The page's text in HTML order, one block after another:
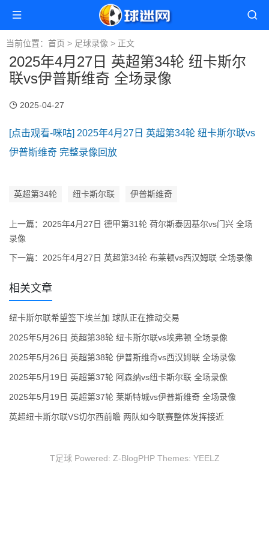
当前位置： 首页 > 足球录像 > 正文
2025年4月27日 英超第34轮 纽卡斯尔
联vs伊普斯维奇 全场录像
2025-04-27
[点击观看-咪咕] 2025年4月27日 英超第34轮 纽卡斯尔联vs
伊普斯维奇 完整录像回放
英超第34轮 纽卡斯尔联 伊普斯维奇
上一篇： 2025年4月27日 德甲第31轮 荷尔斯泰因基尔vs门兴 全场
录像
下一篇： 2025年4月27日 英超第34轮 布莱顿vs西汉姆联 全场录像
相关文章
纽卡斯尔联希望签下埃兰加 球队正在推动交易
2025年5月26日 英超第38轮 纽卡斯尔联vs埃弗顿 全场录像
2025年5月26日 英超第38轮 伊普斯维奇vs西汉姆联 全场录像
2025年5月19日 英超第37轮 阿森纳vs纽卡斯尔联 全场录像
2025年5月19日 英超第37轮 莱斯特城vs伊普斯维奇 全场录像
英超纽卡斯尔联VS切尔西前瞻 两队如今联赛整体发挥接近
T足球 Powered: Z-BlogPHPThemes: YEELZ